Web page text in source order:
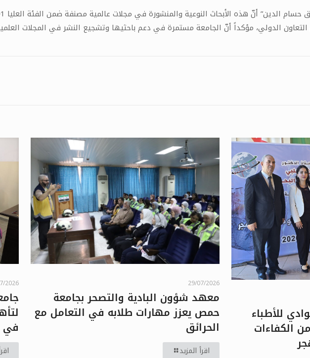
الدولي، مؤكداً أنّ الجامعة مستمرة في دعم باحثيها وتشجيع النشر في المجلات
للأطباء
الكفاءات
29/07/2026
معهد شؤون البادية والتصحر بجامعة
حمص يعزز مهارات طلابه في التعامل مع
الحرائق
اقرأ المزيد
2026
في